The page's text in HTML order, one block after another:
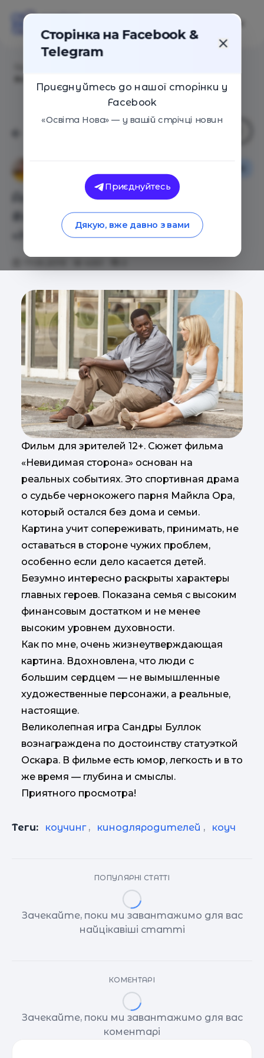
Анна Набильская с
#кинодляродителей:
«Невидимая сторона»
Фильм для зрителей 12+. Сюжет фильма
«Невидимая сторона» основан на
реальных событиях. Это спортивная драма
о судьбе чернокожего парня Майкла Ора,
который остался без дома и семьи.
Картина учит сопереживать, принимать, не
оставаться в стороне чужих проблем,
особенно если дело касается детей.
Безумно интересно раскрыты характеры
главных героев. Показана семья с высоким
финансовым достатком и не менее
высоким уровнем духовности.
Как по мне, очень жизнеутверждающая
картина. Вдохновлена, что люди с
большим сердцем — не вымышленные
художественные персонажи, а реальные,
настоящие.
Великолепная игра Сандры Буллок
вознаграждена по достоинству статуэткой
Оскара. В фильме есть юмор, легкость и в то
же время — глубина и смыслы.
Приятного просмотра!
Теги: коучинг , кинодляродителей , коуч
ПОПУЛЯРНІ СТАТТІ
Зачекайте, поки ми завантажимо для вас
найцікавіші статті
КОМЕНТАРІ
Зачекайте, поки ми завантажимо для вас
коментарі
Сторінка на Facebook &
Telegram
Приєднуйтесь до нашої сторінки у
Facebook
«Освіта Нова» — у вашій стрічці новин
Приєднуйтесь
Дякую, вже давно з вами